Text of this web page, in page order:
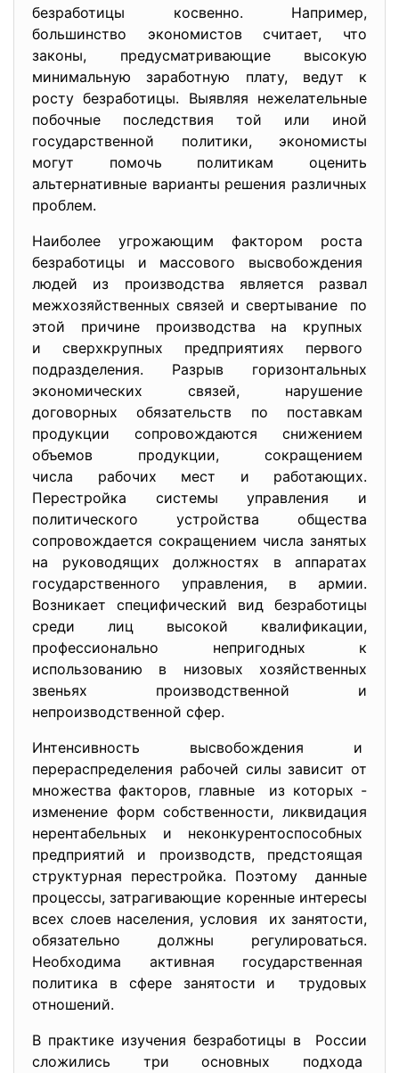
безработицы косвенно. Например,
большинство экономистов считает, что
законы, предусматривающие высокую
минимальную заработную плату, ведут к
росту безработицы. Выявляя нежелательные
побочные последствия той или иной
государственной политики, экономисты
могут помочь политикам оценить
альтернативные варианты решения различных
проблем.
Наиболее угрожающим фактором роста
безработицы и массового высвобождения
людей из производства является развал
межхозяйственных связей и свертывание по
этой причине производства на крупных
и сверхкрупных предприятиях первого
подразделения. Разрыв горизонтальных
экономических связей, нарушение
договорных обязательств по поставкам
продукции сопровождаются снижением
объемов продукции, сокращением
числа рабочих мест и работающих.
Перестройка системы управления и
политического устройства общества
сопровождается сокращением числа занятых
на руководящих должностях в аппаратах
государственного управления, в армии.
Возникает специфический вид безработицы
среди лиц высокой квалификации,
профессионально непригодных к
использованию в низовых хозяйственных
звеньях производственной и
непроизводственной сфер.
Интенсивность высвобождения и
перераспределения рабочей силы зависит от
множества факторов, главные из которых -
изменение форм собственности, ликвидация
нерентабельных и неконкурентоспособных
предприятий и производств, предстоящая
структурная перестройка. Поэтому данные
процессы, затрагивающие коренные интересы
всех слоев населения, условия их занятости,
обязательно должны регулироваться.
Необходима активная государственная
политика в сфере занятости и трудовых
отношений.
В практике изучения безработицы в России
сложились три основных подхода